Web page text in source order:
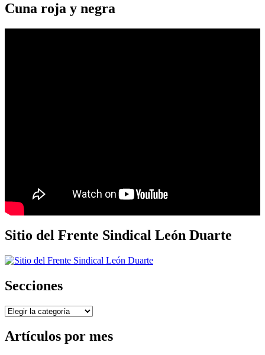
Cuna roja y negra
Sitio del Frente Sindical León Duarte
Secciones
Secciones
Artículos por mes